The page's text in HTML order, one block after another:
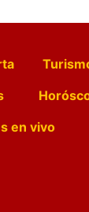
en vivo